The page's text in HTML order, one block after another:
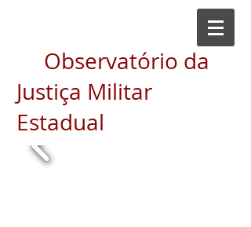
Observatório da
Justiça Militar
Estadual